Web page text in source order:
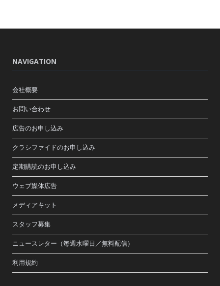
NAVIGATION
会社概要
お問い合わせ
広告のお申し込み
クラシファイドのお申し込み
定期購読のお申し込み
ウェブ媒体広告
メディアキット
スタッフ募集
ニュースレター（毎週水曜日／無料配信）
利用規約